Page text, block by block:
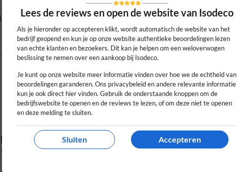
Bekijk ons beleid
assortiment wandbekleding. Dankzij
kunnen maken. Zeker een aanrader!
Lees de reviews en open de website van Isodeco
Als je hieronder op accepteren klikt, wordt automatisch de website van het
bedrijf geopend en kun je op onze website authentieke beoordelingen lezen
van echte klanten en bezoekers. Dit kan je helpen om een weloverwogen
beslissing te nemen over een aankoop bij Isodeco.
Je kunt op onze website meer informatie vinden over hoe we de echtheid van
beoordelingen garanderen. Ons privacybeleid en andere relevante informatie
kun je ook direct hier vinden. Gebruik de onderstaande knoppen om de
bedrijfswebsite te openen en de reviews te lezen, of om deze niet te openen
en deze melding te sluiten.
Sluiten Accepteren